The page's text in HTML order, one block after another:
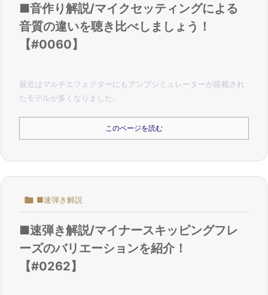
■音作り解説/マイクセッティングによる
音質の違いを聴き比べしましょう！
【#0060】
最近はマルチエフェクターにもアンプシミュレーターが搭載され
たモデルが多くなりました。
このページを読む
 ■速弾き解説
■速弾き解説/マイナースキッピングフレ
ーズのバリエーションを紹介！
【#0262】